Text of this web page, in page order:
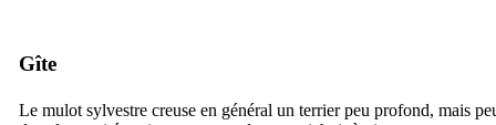
Gîte
Le mulot sylvestre creuse en général un terrier peu profond, mais